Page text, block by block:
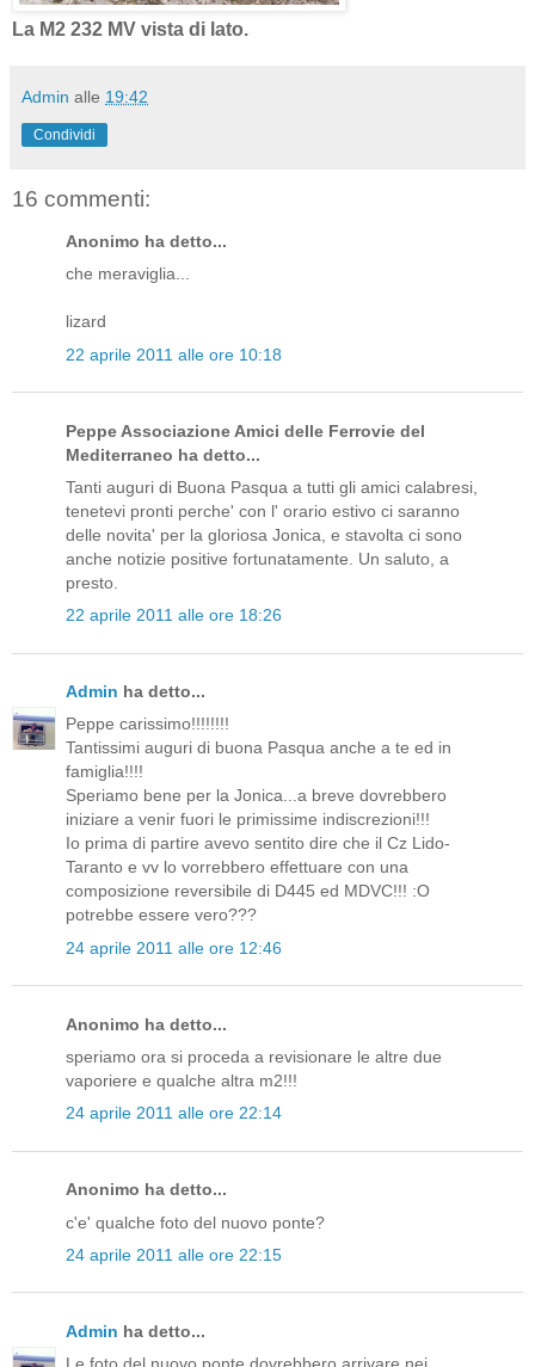
La M2 232 MV vista di lato.
Admin alle 19:42
Condividi
16 commenti:
Anonimo ha detto...
che meraviglia...
lizard
22 aprile 2011 alle ore 10:18
Peppe Associazione Amici delle Ferrovie del
Mediterraneo ha detto...
Tanti auguri di Buona Pasqua a tutti gli amici calabresi,
tenetevi pronti perche' con l' orario estivo ci saranno
delle novita' per la gloriosa Jonica, e stavolta ci sono
anche notizie positive fortunatamente. Un saluto, a
presto.
22 aprile 2011 alle ore 18:26
Admin ha detto...
Peppe carissimo!!!!!!!!
Tantissimi auguri di buona Pasqua anche a te ed in
famiglia!!!!
Speriamo bene per la Jonica...a breve dovrebbero
iniziare a venir fuori le primissime indiscrezioni!!!
Io prima di partire avevo sentito dire che il Cz Lido-
Taranto e vv lo vorrebbero effettuare con una
composizione reversibile di D445 ed MDVC!!! :O
potrebbe essere vero???
24 aprile 2011 alle ore 12:46
Anonimo ha detto...
speriamo ora si proceda a revisionare le altre due
vaporiere e qualche altra m2!!!
24 aprile 2011 alle ore 22:14
Anonimo ha detto...
c'e' qualche foto del nuovo ponte?
24 aprile 2011 alle ore 22:15
Admin ha detto...